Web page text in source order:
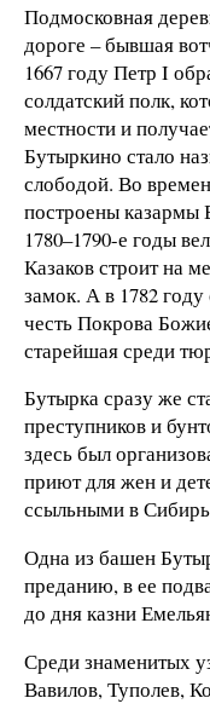
Подмосковная
дороге – бывшая
1667 году Петр I
солдатский полк,
местности и
Бутыркино стало
слободой. Во
построены казармы
1780–1790-е годы
Казаков строит на
замок. А в 1782
честь Покрова
старейшая среди
Бутырка сразу же
преступников и
здесь был
приют для жен и
ссыльными в
Одна из башен
преданию, в ее
до дня казни
Среди знаменитых
Вавилов, Туполев,